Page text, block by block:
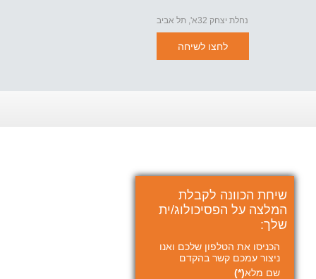
נחלת יצחק 32א', תל אביב
לחצו לשיחה
שיחת הכוונה לקבלת
המלצה על הפסיכולוג/ית
שלך:
הכניסו את הטלפון שלכם ואנו
ניצור עמכם קשר בהקדם
שם מלא(*)